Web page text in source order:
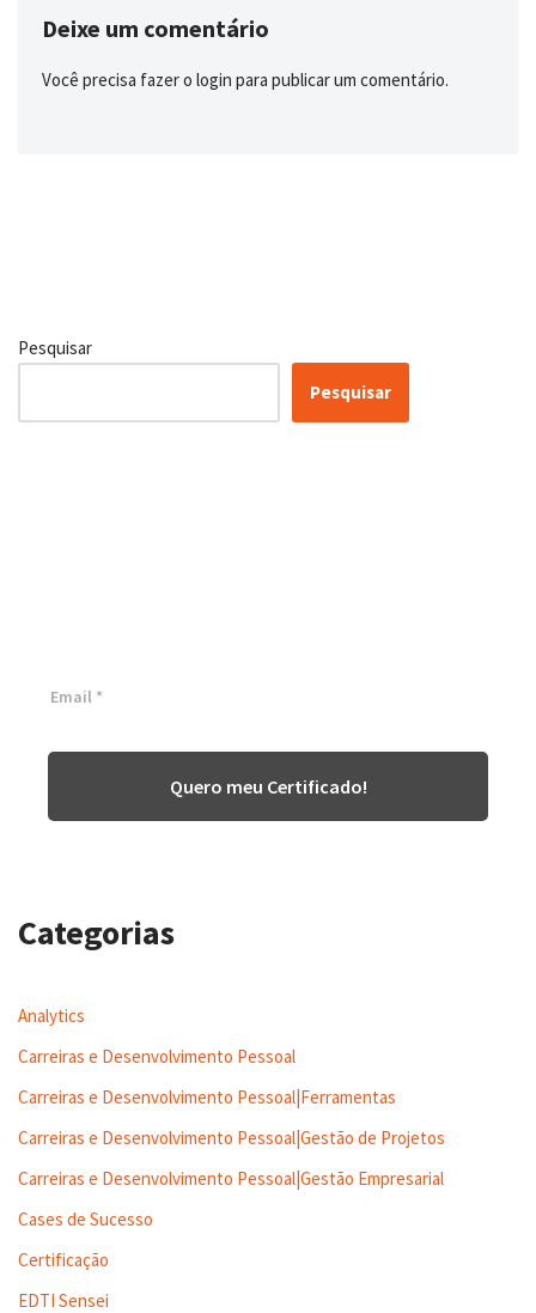
Deixe um comentário
Você precisa fazer o login para publicar um comentário.
Pesquisar
Pesquisar
Quero meu Certificado!
Categorias
Analytics
Carreiras e Desenvolvimento Pessoal
Carreiras e Desenvolvimento Pessoal|Ferramentas
Carreiras e Desenvolvimento Pessoal|Gestão de Projetos
Carreiras e Desenvolvimento Pessoal|Gestão Empresarial
Cases de Sucesso
Certificação
EDTI Sensei